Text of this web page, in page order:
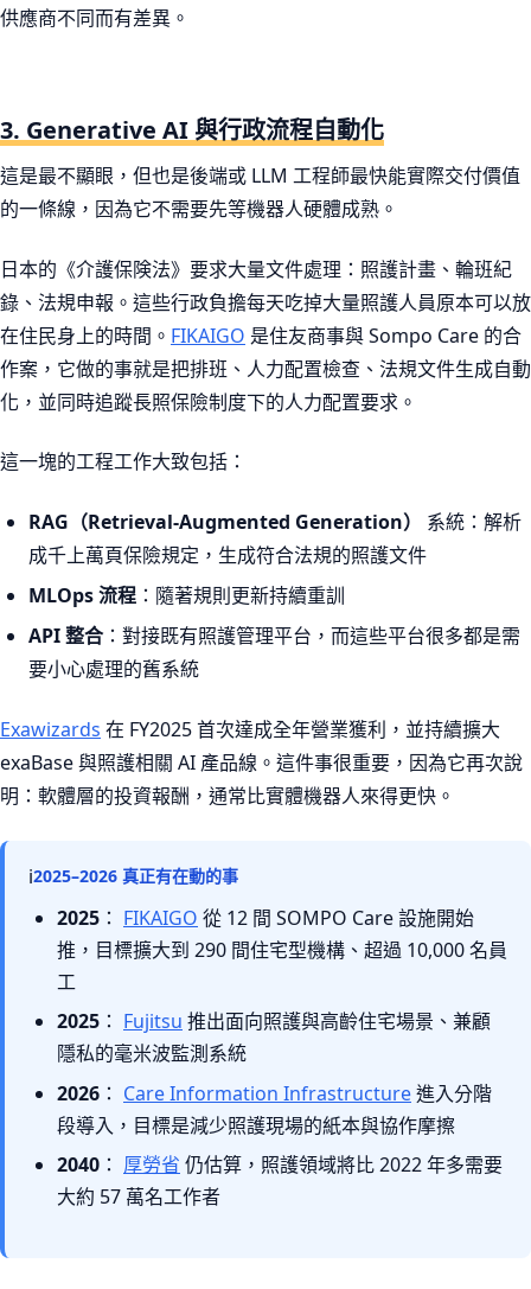
供應商不同而有差異。
3. Generative AI 與行政流程自動化
這是最不顯眼，但也是後端或 LLM 工程師最快能實際交付價值
的一條線，因為它不需要先等機器人硬體成熟。
日本的《介護保険法》要求大量文件處理：照護計畫、輪班紀
錄、法規申報。這些行政負擔每天吃掉大量照護人員原本可以放
在住民身上的時間。 FIKAIGO 是住友商事與 Sompo Care 的合
作案，它做的事就是把排班、人力配置檢查、法規文件生成自動
化，並同時追蹤長照保險制度下的人力配置要求。
這一塊的工程工作大致包括：
RAG（Retrieval-Augmented Generation）
系統：解析
成千上萬頁保險規定，生成符合法規的照護文件
MLOps 流程 ：隨著規則更新持續重訓
API 整合 ：對接既有照護管理平台，而這些平台很多都是需
要小心處理的舊系統
Exawizards 在 FY2025 首次達成全年營業獲利，並持續擴大
exaBase 與照護相關 AI 產品線。這件事很重要，因為它再次說
明：軟體層的投資報酬，通常比實體機器人來得更快。
ℹ2025–2026 真正有在動的事
2025 ： FIKAIGO 從 12 間 SOMPO Care 設施開始
推，目標擴大到 290 間住宅型機構、超過 10,000 名員
工
2025 ： Fujitsu 推出面向照護與高齡住宅場景、兼顧
隱私的毫米波監測系統
2026 ： Care Information Infrastructure進入分階
段導入，目標是減少照護現場的紙本與協作摩擦
2040 ： 厚勞省 仍估算，照護領域將比 2022 年多需要
大約 57 萬名工作者